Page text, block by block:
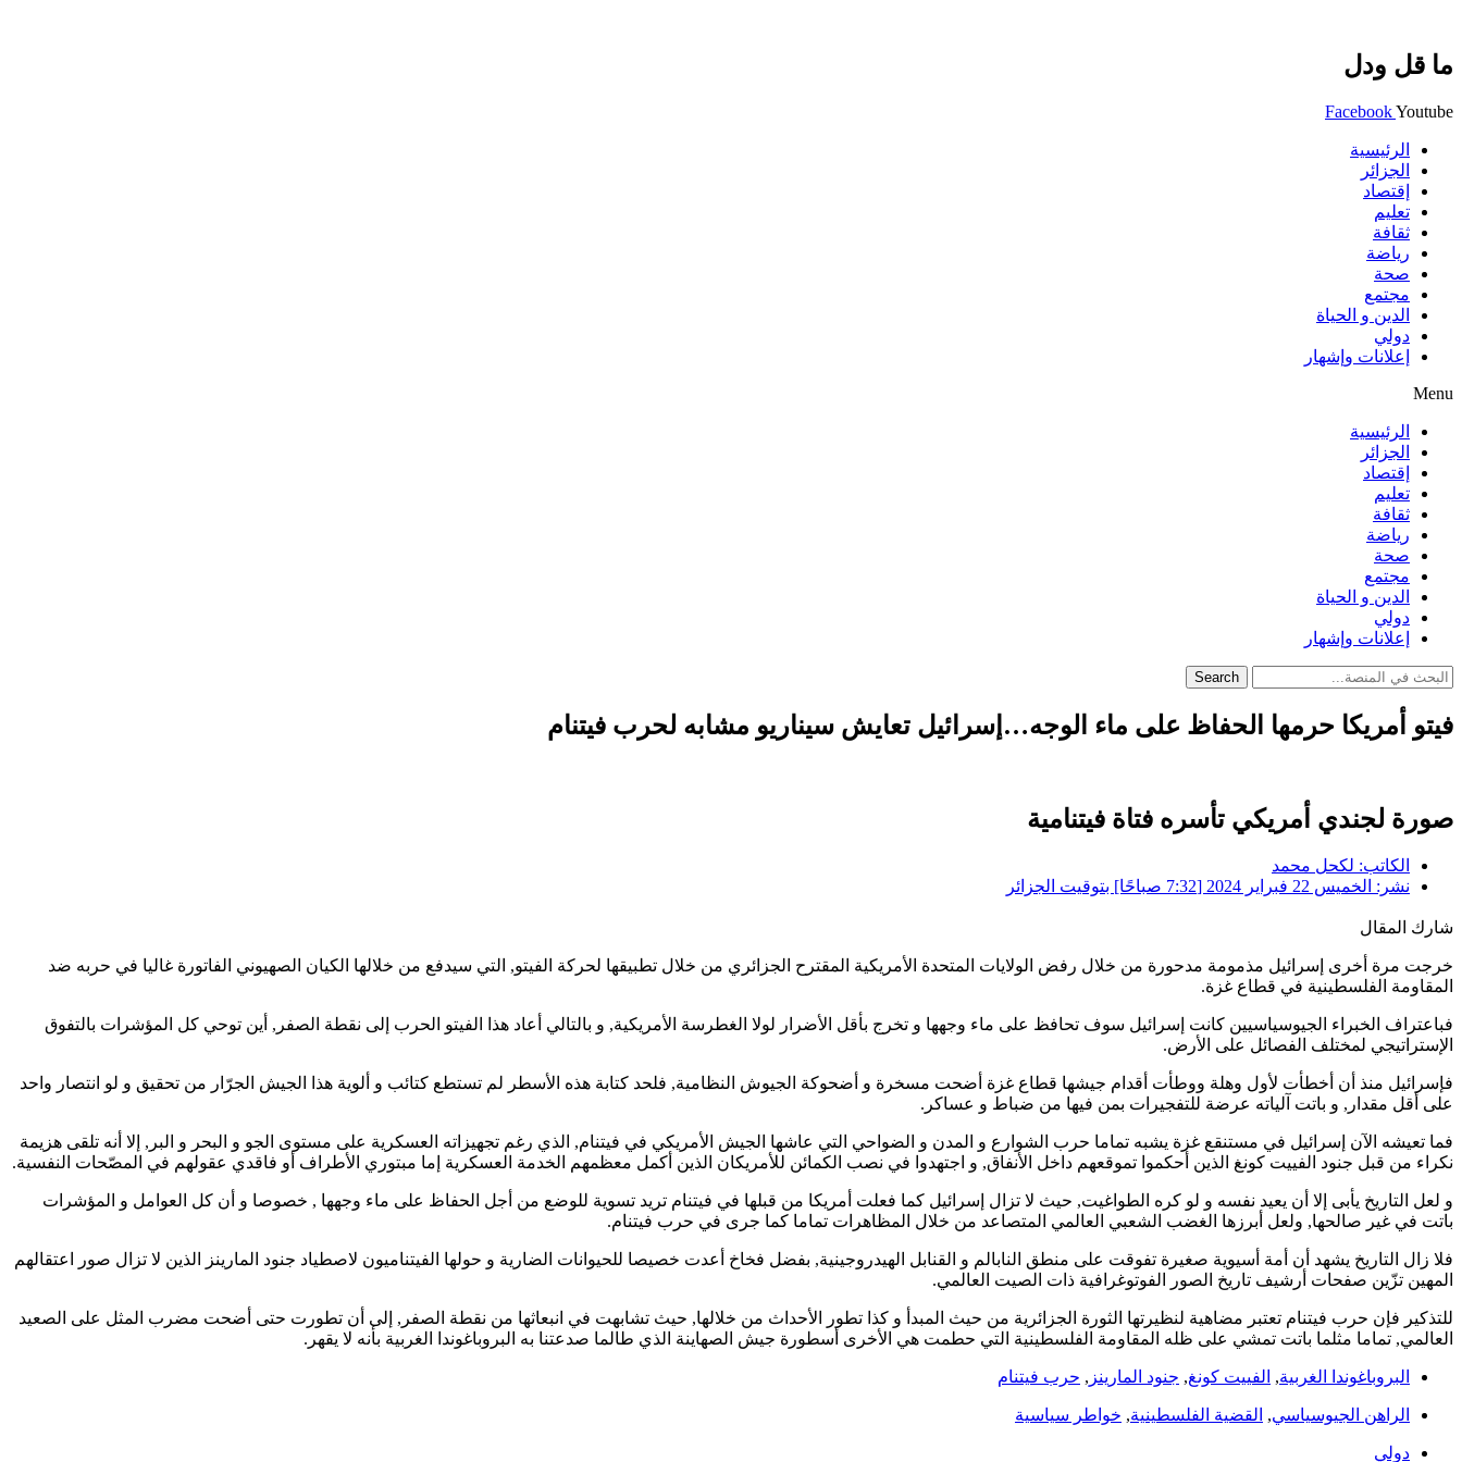
ما قل ودل
FacebookYoutube
الرئيسية
الجزائر
إقتصاد
تعليم
ثقافة
رياضة
صحة
مجتمع
الدين و الحياة
دولي
إعلانات وإشهار
Menu
الرئيسية
الجزائر
إقتصاد
تعليم
ثقافة
رياضة
صحة
مجتمع
الدين و الحياة
دولي
إعلانات وإشهار
Search
فيتو أمريكا حرمها الحفاظ على ماء الوجه…إسرائيل تعايش سيناريو مشابه لحرب فيتنام
صورة لجندي أمريكي تأسره فتاة فيتنامية
الكاتب: لكحل محمد
نشر: الخميس 22 فبراير 2024 [7:32 صباحًا] بتوقيت الجزائر
شارك المقال
خرجت مرة أخرى إسرائيل مذمومة مدحورة من خلال رفض الولايات المتحدة الأمريكية المقترح الجزائري من خلال تطبيقها لحركة الفيتو, التي سيدفع من خلالها الكيان الصهيوني الفاتورة غاليا في حربه ضد
المقاومة الفلسطينية في قطاع غزة.
فباعتراف الخبراء الجيوسياسيين كانت إسرائيل سوف تحافظ على ماء وجهها و تخرج بأقل الأضرار لولا الغطرسة الأمريكية, و بالتالي أعاد هذا الفيتو الحرب إلى نقطة الصفر, أين توحي كل المؤشرات بالتفوق
الإستراتيجي لمختلف الفصائل على الأرض.
فإسرائيل منذ أن أخطأت لأول وهلة ووطأت أقدام جيشها قطاع غزة أضحت مسخرة و أضحوكة الجيوش النظامية, فلحد كتابة هذه الأسطر لم تستطع كتائب و ألوية هذا الجيش الجرّار من تحقيق و لو انتصار واحد
على أقل مقدار, و باتت آلياته عرضة للتفجيرات بمن فيها من ضباط و عساكر.
فما تعيشه الآن إسرائيل في مستنقع غزة يشبه تماما حرب الشوارع و المدن و الضواحي التي عاشها الجيش الأمريكي في فيتنام, الذي رغم تجهيزاته العسكرية على مستوى الجو و البحر و البر, إلا أنه تلقى هزيمة
نكراء من قبل جنود الفييت كونغ الذين أحكموا تموقعهم داخل الأنفاق, و اجتهدوا في نصب الكمائن للأمريكان الذين أكمل معظمهم الخدمة العسكرية إما مبتوري الأطراف أو فاقدي عقولهم في المصّحات النفسية.
و لعل التاريخ يأبى إلا أن يعيد نفسه و لو كره الطواغيت, حيث لا تزال إسرائيل كما فعلت أمريكا من قبلها في فيتنام تريد تسوية للوضع من أجل الحفاظ على ماء وجهها , خصوصا و أن كل العوامل و المؤشرات
باتت في غير صالحها, ولعل أبرزها الغضب الشعبي العالمي المتصاعد من خلال المظاهرات تماما كما جرى في حرب فيتنام.
فلا زال التاريخ يشهد أن أمة أسيوية صغيرة تفوقت على منطق النابالم و القنابل الهيدروجينية, بفضل فخاخ أعدت خصيصا للحيوانات الضارية و حولها الفيتناميون لاصطياد جنود المارينز الذين لا تزال صور اعتقالهم
المهين تزّين صفحات أرشيف تاريخ الصور الفوتوغرافية ذات الصيت العالمي.
للتذكير فإن حرب فيتنام تعتبر مضاهية لنظيرتها الثورة الجزائرية من حيث المبدأ و كذا تطور الأحداث من خلالها, حيث تشابهت في انبعاثها من نقطة الصفر, إلى أن تطورت حتى أضحت مضرب المثل على الصعيد
العالمي, تماما مثلما باتت تمشي على ظله المقاومة الفلسطينية التي حطمت هي الأخرى أسطورة جيش الصهاينة الذي طالما صدعتنا به البروباغوندا الغربية بأنه لا يقهر.
البروباغوندا الغربية, الفييت كونغ, جنود المارينز , حرب فيتنام
الراهن الجيوسياسي, القضية الفلسطينية, خواطر سياسية
دولي